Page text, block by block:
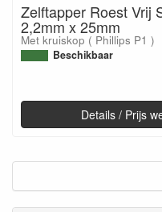
Zelftapper Roest Vrij
2,2mm x 25mm
Met kruiskop ( Phillips P1 )
Beschikbaar
Details / Prijs